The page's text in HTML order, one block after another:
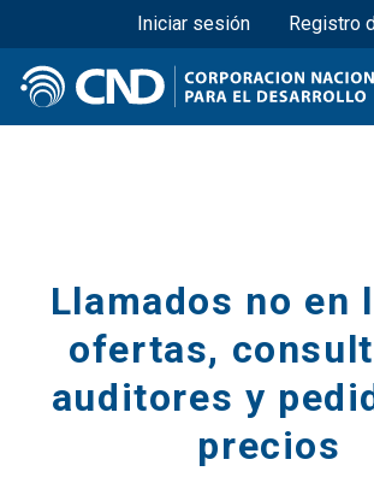
Pasar
al
contenido
principal
Menú superior
Iniciar sesión Registro
Llamados no en
ofertas,
auditores y
precios